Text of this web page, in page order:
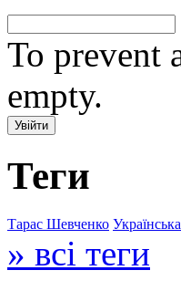
To prevent
empty.
Теги
Тарас Шевченко
» всі теги